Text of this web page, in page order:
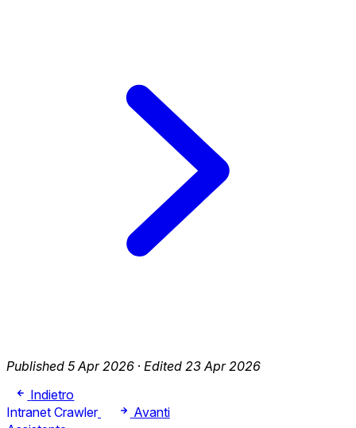
Published 5 Apr 2026 · Edited 23 Apr 2026
Indietro
Intranet Crawler
Avanti